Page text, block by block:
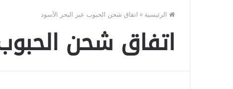
الرئيسية » اتفاق شحن الحبوب عبر البحر الأسود
اتفاق شحن